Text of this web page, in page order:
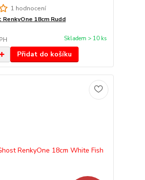
1 hodnocení
18cm Rudd
Skladem > 10 ks
Přidat do košíku